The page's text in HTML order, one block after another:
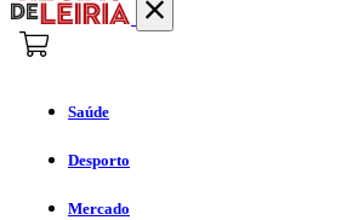
Saúde
Desporto
Mercado